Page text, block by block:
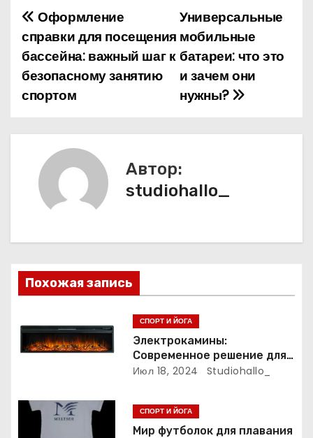
Н
а
в
г
п
з
п
Универсальные
мобильные
батареи: что это
и зачем они
нужны?
Оформление
справки для посещения
бассейна: важный шаг к
безопасному занятию
спортом
Автор:
studiohallo_
Похожая запись
СПОРТ И ЙОГА
Электрокамины:
Современное решение для
уюта и тепла
Июл 18, 2024 Studiohallo_
СПОРТ И ЙОГА
Мир футболок для плавания